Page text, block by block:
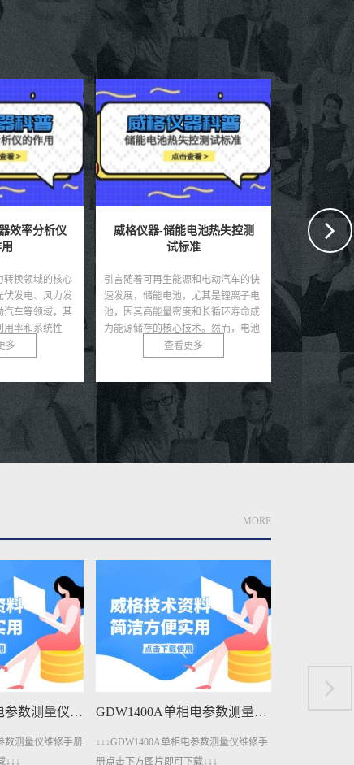
效率分析仪
转换领域的核心
伏发电、风力发
汽车等领域，其
用率和系统性
快速...
多
威格仪器-储能电池热失控测
试标准
引言随着可再生能源和电动汽车的快
速发展，储能电池，尤其是锂离子电
池，因其高能量密度和长循环寿命成
为能源储存的核心技术。然而，电池
在极端条件下可能发生热...
查看更多
威格仪器
引言锂电池
寿命和低自放
储能领域的核
动汽车、可
式电子设备
MORE
GDW3001三相电参数测量仪维修手册下载
数测量仪维修手册
↓↓↓
GDW1400A单相电参数测量仪维修手册下载
↓↓↓GDW1400A单相电参数测量仪维修手
册点击下方图片即可下载↓↓↓